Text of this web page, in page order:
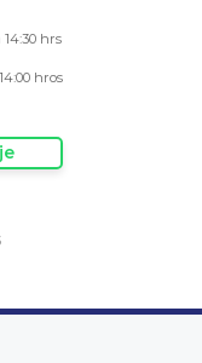
14:30 hrs
hros